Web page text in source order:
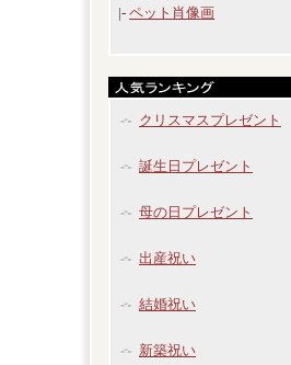
|- ペット肖像画
クリスマスプレゼント
誕生日プレゼント
母の日プレゼント
出産祝い
結婚祝い
新築祝い